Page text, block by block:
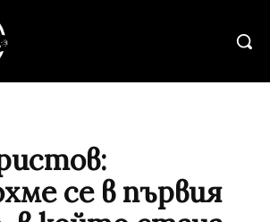
се в първия